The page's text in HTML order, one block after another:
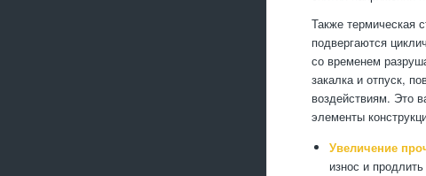
Также термическая
подвергаются
со временем
закалка и отпуск,
воздействиям. Это
элементы
Увеличение
износ и